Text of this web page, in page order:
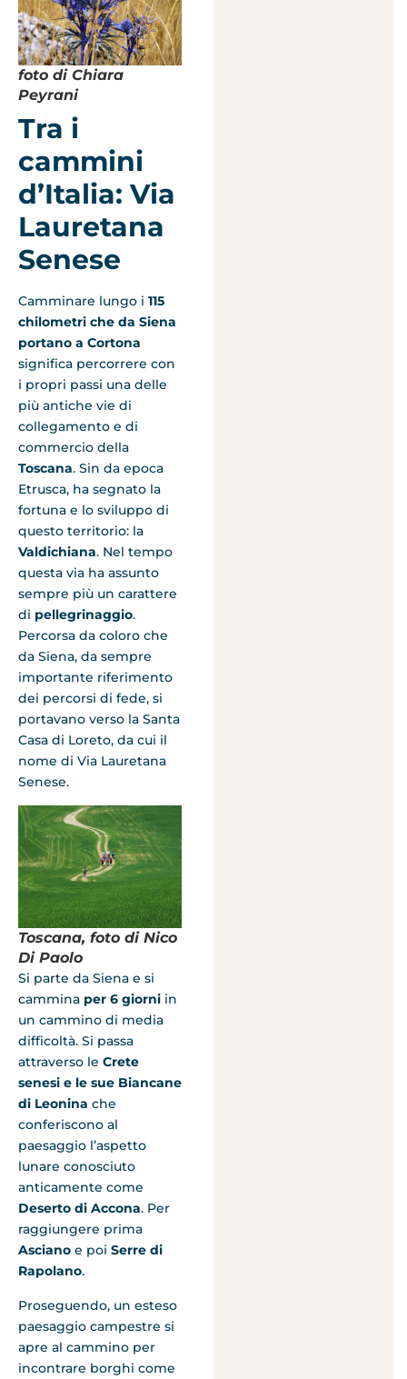
foto di Chiara
Peyrani
Tra i
cammini
d’Italia: Via
Lauretana
Senese
Camminare lungo i 115
chilometri che da Siena
portano a Cortona
significa percorrere con
i propri passi una delle
più antiche vie di
collegamento e di
commercio della
Toscana. Sin da epoca
Etrusca, ha segnato la
fortuna e lo sviluppo di
questo territorio: la
Valdichiana. Nel tempo
questa via ha assunto
sempre più un carattere
di pellegrinaggio.
Percorsa da coloro che
da Siena, da sempre
importante riferimento
dei percorsi di fede, si
portavano verso la Santa
Casa di Loreto, da cui il
nome di Via Lauretana
Senese.
Toscana, foto di Nico
Di Paolo
Si parte da Siena e si
cammina per 6 giorni in
un cammino di media
difficoltà. Si passa
attraverso le Crete
senesi e le sue Biancane
di Leonina che
conferiscono al
paesaggio l’aspetto
lunare conosciuto
anticamente come
Deserto di Accona. Per
raggiungere prima
Asciano e poi Serre di
Rapolano.
Proseguendo, un esteso
paesaggio campestre si
apre al cammino per
incontrare borghi come